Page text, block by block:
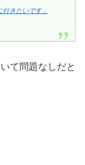
きたいです」
て問題なしだと